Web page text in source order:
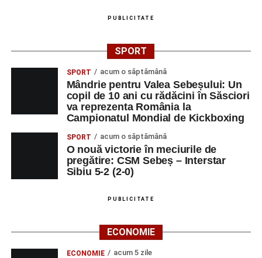
PUBLICITATE
SPORT
SPORT acum o săptămână
Mândrie pentru Valea Sebeșului: Un
copil de 10 ani cu rădăcini în Săsciori
va reprezenta România la
Campionatul Mondial de Kickboxing
SPORT acum o săptămână
O nouă victorie în meciurile de
pregătire: CSM Sebeș – Interstar
Sibiu 5-2 (2-0)
PUBLICITATE
ECONOMIE
ECONOMIE acum 5 zile